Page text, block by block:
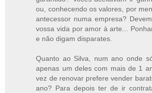
ou, conhecendo os valores, por
antecessor numa empresa?
vossa vida por amor à arte...
e não digam disparates.
Quanto ao Silva, num ano onde
apenas um deles com mais de 1
vez de renovar prefere vender
ano? Para depois ter de ir